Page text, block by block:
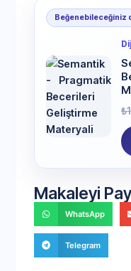
Beğenebileceğiniz
₺
Makaleyi
WhatsApp
Telegram